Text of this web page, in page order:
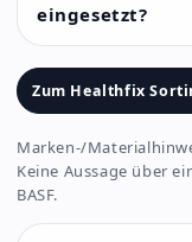
eingesetzt?
Zum Healthfix
Marken-/
Keine Aussage über
BASF.